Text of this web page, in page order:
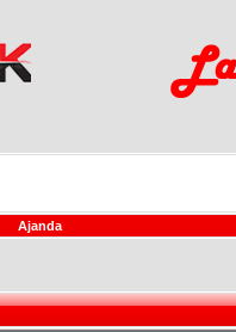
Ajanda